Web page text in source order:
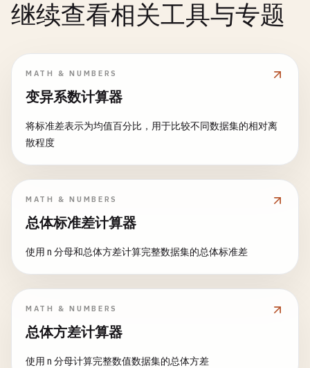
继续查看相关工具与专题
MATH & NUMBERS
变异系数计算器
将标准差表示为均值百分比，用于比较不同数据集的相对离
散程度
MATH & NUMBERS
总体标准差计算器
使用 n 分母和总体方差计算完整数据集的总体标准差
MATH & NUMBERS
总体方差计算器
使用 n 分母计算完整数值数据集的总体方差